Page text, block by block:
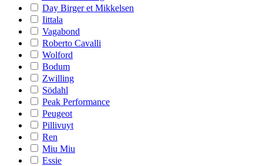
Day Birger et Mikkelsen
Iittala
Vagabond
Roberto Cavalli
Wolford
Bodum
Zwilling
Södahl
Peak Performance
Peugeot
Pillivuyt
Ren
Miu Miu
Essie